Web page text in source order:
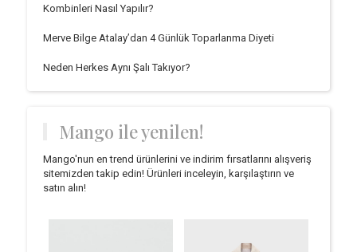
Kombinleri Nasıl Yapılır?
Merve Bilge Atalay’dan 4 Günlük Toparlanma Diyeti
Neden Herkes Aynı Şalı Takıyor?
Mango ile yenilen!
Mango'nun en trend ürünlerini ve indirim fırsatlarını alışveriş
sitemizden takip edin! Ürünleri inceleyin, karşılaştırın ve
satın alın!